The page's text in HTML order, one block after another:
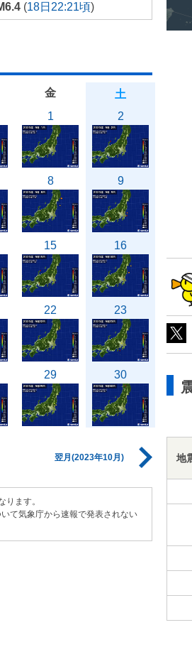
(18日22:21頃)
金
土
1 2
8 9
15 16
22 23
29 30
翌月(2023年10月)
ます。
て気象庁から速報で発表されない
地